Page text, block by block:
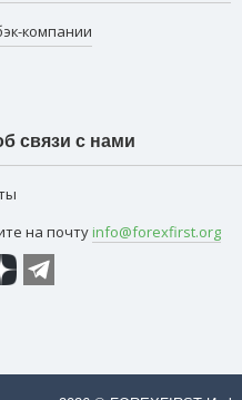
компании
связи с нами
на почту info@forexfirst.org